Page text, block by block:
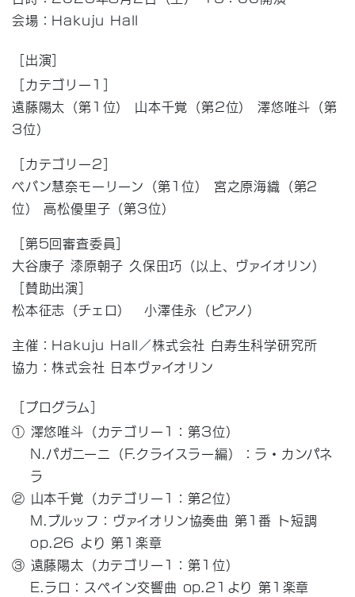
会場：Hakuju Hall
［出演］
［カテゴリー1］
遠藤陽太（第1位） 山本千覚（第2位） 澤悠唯斗（第
3位）
［カテゴリー2］
ベバン慧奈モーリーン（第1位） 宮之原海織（第2
位） 高松優里子（第3位）
［第5回審査委員］
大谷康子 漆原朝子 久保田巧（以上、ヴァイオリン）
［賛助出演］
松本征志（チェロ） 小澤佳永（ピアノ）
主催：Hakuju Hall／株式会社 白寿生科学研究所
協力：株式会社 日本ヴァイオリン
［プログラム］
① 澤悠唯斗（カテゴリー1：第3位）
N.パガニーニ（F.クライスラー編）：ラ・カンパネ
ラ
② 山本千覚（カテゴリー1：第2位）
M.ブルッフ：ヴァイオリン協奏曲 第1番 ト短調
op.26 より 第1楽章
③ 遠藤陽太（カテゴリー1：第1位）
E.ラロ：スペイン交響曲 op.21より 第1楽章